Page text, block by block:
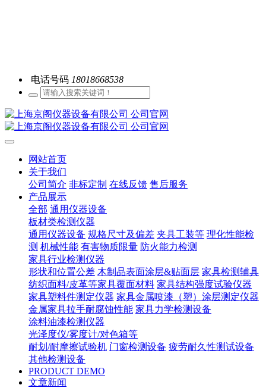
电话号码 18018668538
网站首页
关于我们
公司简介 非标定制 在线反馈 售后服务
产品展示
全部 通用仪器设备
板材类检测仪器
通用仪器设备 规格尺寸及偏差 夹具工装等 理化性能检
测 机械性能 有害物质限量 防火能力检测
家具行业检测仪器
形状和位置公差 木制品表面涂层&贴面层 家具检测辅具
纺织面料/皮革等家具覆面材料 家具结构强度试验仪器
家具塑料件测定仪器 家具金属喷漆（塑）涂层测定仪器
金属家具拉手耐腐蚀性能 家具力学检测设备
涂料油漆检测仪器
光泽度仪/雾度计/对色箱等
耐划/耐摩擦试验机 门窗检测设备 疲劳耐久性测试设备
其他检测设备
PRODUCT DEMO
文章新闻